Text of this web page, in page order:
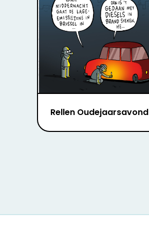
Rellen Oudejaarsavond